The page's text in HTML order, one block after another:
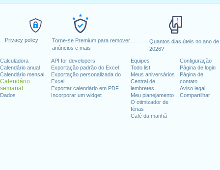
Privacy policy
Torne-se Premium para remover
anúncios e mais
Quantos dias úteis no ano de
2026?
Calculadora
Calendário anual
Calendário mensal
Calendário
semanal
Dados
API for developers
Exportação padrão do Excel
Exportação personalizada do
Excel
Exportar calendário em PDF
Incorporar um widget
Equipes
Todo list
Meus aniversários
Central de
lembretes
Meu planejamento
O otimizador de
férias
Café da manhã
Configuração
Página de login
Página de
contato
Aviso legal
Compartilhar